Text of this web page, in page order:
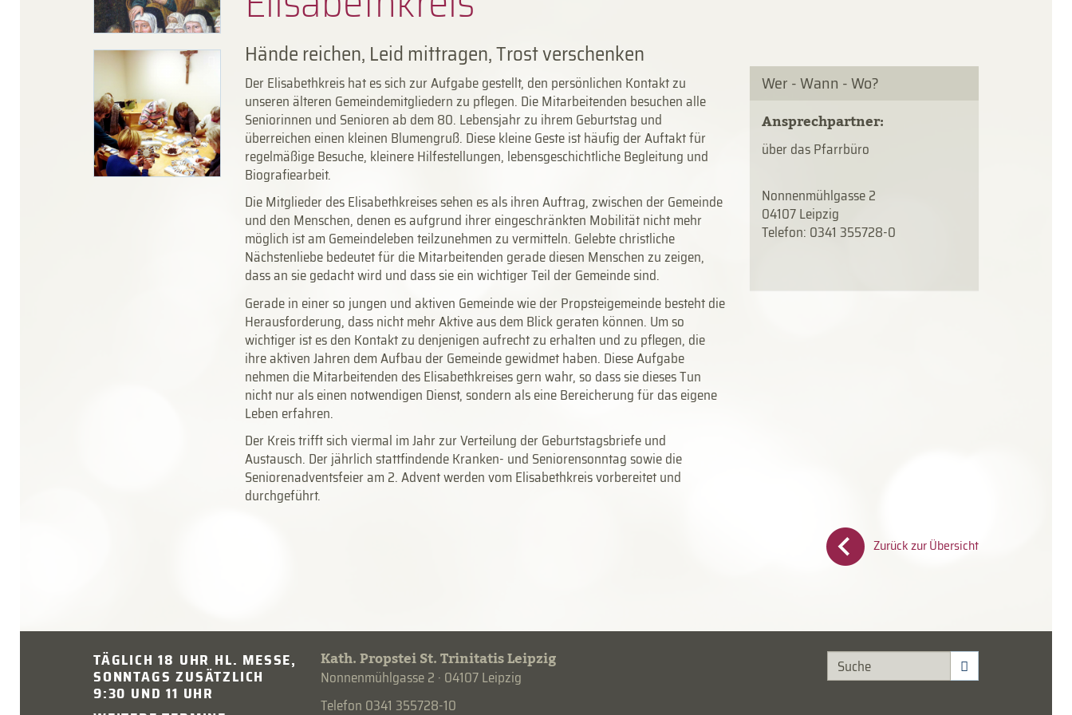
Hände reichen, Leid mittragen, Trost verschenken
Der Elisabethkreis hat es sich zur Aufgabe gestellt, den persönlichen Kontakt zu
unseren älteren Gemeindemitgliedern zu pflegen. Die Mitarbeitenden besuchen alle
Seniorinnen und Senioren ab dem 80. Lebensjahr zu ihrem Geburtstag und
überreichen einen kleinen Blumengruß. Diese kleine Geste ist häufig der Auftakt für
regelmäßige Besuche, kleinere Hilfestellungen, lebensgeschichtliche Begleitung und
Biografiearbeit.
Die Mitglieder des Elisabethkreises sehen es als ihren Auftrag, zwischen der Gemeinde
und den Menschen, denen es aufgrund ihrer eingeschränkten Mobilität nicht mehr
möglich ist am Gemeindeleben teilzunehmen zu vermitteln. Gelebte christliche
Nächstenliebe bedeutet für die Mitarbeitenden gerade diesen Menschen zu zeigen,
dass an sie gedacht wird und dass sie ein wichtiger Teil der Gemeinde sind.
Gerade in einer so jungen und aktiven Gemeinde wie der Propsteigemeinde besteht die
Herausforderung, dass nicht mehr Aktive aus dem Blick geraten können. Um so
wichtiger ist es den Kontakt zu denjenigen aufrecht zu erhalten und zu pflegen, die
ihre aktiven Jahren dem Aufbau der Gemeinde gewidmet haben. Diese Aufgabe
nehmen die Mitarbeitenden des Elisabethkreises gern wahr, so dass sie dieses Tun
nicht nur als einen notwendigen Dienst, sondern als eine Bereicherung für das eigene
Leben erfahren.
Der Kreis trifft sich viermal im Jahr zur Verteilung der Geburtstagsbriefe und
Austausch. Der jährlich stattfindende Kranken- und Seniorensonntag sowie die
Seniorenadventsfeier am 2. Advent werden vom Elisabethkreis vorbereitet und
durchgeführt.
Wer - Wann - Wo?
Ansprechpartner:
über das Pfarrbüro
Nonnenmühlgasse 2
04107 Leipzig
Telefon: 0341 355728-0
Zurück zur Übersicht
TÄGLICH 18 UHR HL. MESSE,
SONNTAGS ZUSÄTZLICH
9:30 UND 11 UHR
Kath. Propstei St. Trinitatis Leipzig
Nonnenmühlgasse 2 · 04107 Leipzig
Telefon 0341 355728-10